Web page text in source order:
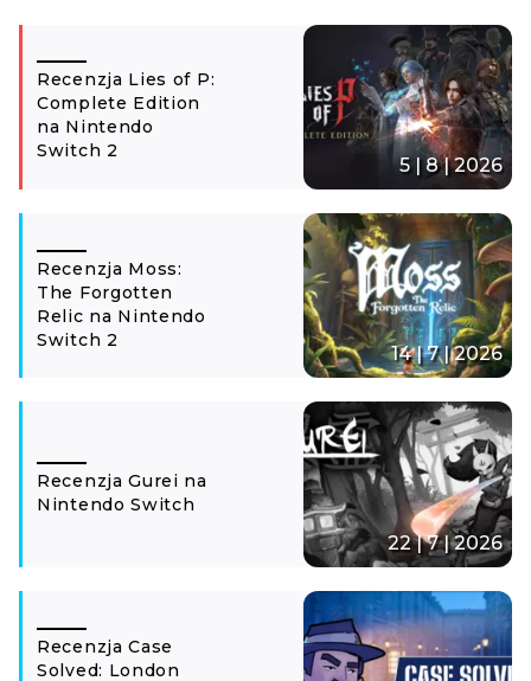
Recenzja Lies of P:
Complete Edition
na Nintendo
Switch 2
5 | 8 | 2026
Recenzja Moss:
The Forgotten
Relic na Nintendo
Switch 2
14 | 7 | 2026
Recenzja Gurei na
Nintendo Switch
22 | 7 | 2026
Recenzja Case
Solved: London